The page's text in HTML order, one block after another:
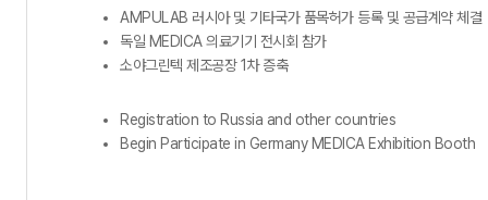
AMPULAB 러시아 및 기타국가 품목허가 등록 및 공급계약 체결
독일 MEDICA 의료기기 전시회 참가
소야그린텍 제조공장 1차 증축
Registration to Russia and other countries
Begin Participate in Germany MEDICA Exhibition Booth